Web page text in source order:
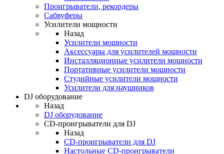
Проигрыватели, рекордеры
Сабвуферы
Усилители мощности
Назад
Усилители мощности
Аксессуары для усилителей мощности
Инсталляционные усилители мощности
Портативные усилители мощности
Студийные усилители мощности
Усилители для наушников
DJ оборудование
Назад
DJ оборудование
CD-проигрыватели для DJ
Назад
CD-проигрыватели для DJ
Настольные CD-проигрыватели